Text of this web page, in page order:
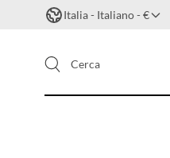
Italia - Italiano - €
Cerca